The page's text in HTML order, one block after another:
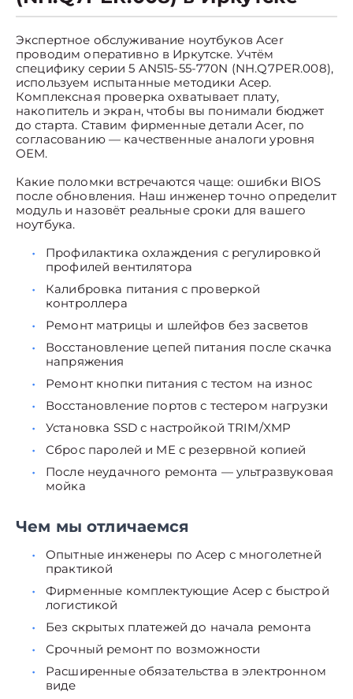
Экспертное обслуживание ноутбуков Acer
проводим оперативно в Иркутске. Учтём
специфику серии 5 AN515-55-770N (NH.Q7PER.008),
используем испытанные методики Асер.
Комплексная проверка охватывает плату,
накопитель и экран, чтобы вы понимали бюджет
до старта. Ставим фирменные детали Acer, по
согласованию — качественные аналоги уровня
OEM.
Какие поломки встречаются чаще: ошибки BIOS
после обновления. Наш инженер точно определит
модуль и назовёт реальные сроки для вашего
ноутбука.
Профилактика охлаждения с регулировкой
профилей вентилятора
Калибровка питания с проверкой
контроллера
Ремонт матрицы и шлейфов без засветов
Восстановление цепей питания после скачка
напряжения
Ремонт кнопки питания с тестом на износ
Восстановление портов с тестером нагрузки
Установка SSD с настройкой TRIM/XMP
Сброс паролей и ME с резервной копией
После неудачного ремонта — ультразвуковая
мойка
Чем мы отличаемся
Опытные инженеры по Асер с многолетней
практикой
Фирменные комплектующие Асер с быстрой
логистикой
Без скрытых платежей до начала ремонта
Срочный ремонт по возможности
Расширенные обязательства в электронном
виде